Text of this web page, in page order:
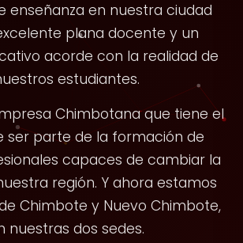
enseñanza en nuestra ciudad
plana docente y un
acorde con la realidad de
estudiantes.
Chimbotana que tiene el
ser parte de la formación de
capaces de cambiar la
región. Y ahora estamos
Chimbote y Nuevo Chimbote,
nuestras dos sedes.